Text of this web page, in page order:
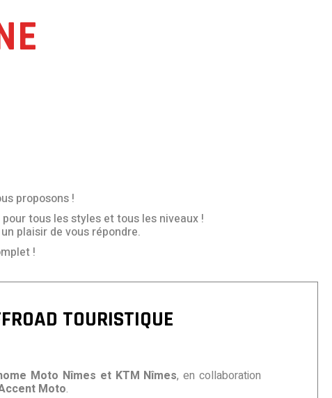
proposons !
tous les styles et tous les niveaux !
plaisir de vous répondre.
!
TOURISTIQUE
Moto Nîmes et KTM Nîmes, en collaboration
Moto.